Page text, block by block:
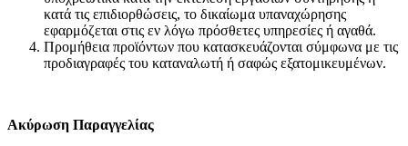
κατά τις επιδιορθώσεις, το δικαίωμα υπαναχώρησης
εφαρμόζεται στις εν λόγω πρόσθετες υπηρεσίες ή αγαθά.
Προμήθεια προϊόντων που κατασκευάζονται σύμφωνα με τις
προδιαγραφές του καταναλωτή ή σαφώς εξατομικευμένων.
Ακύρωση Παραγγελίας